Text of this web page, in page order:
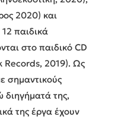
2020) και
παιδικά
στο παιδικό CD
Records, 2019). Ως
σημαντικούς
διηγήματά της,
της έργα έχουν